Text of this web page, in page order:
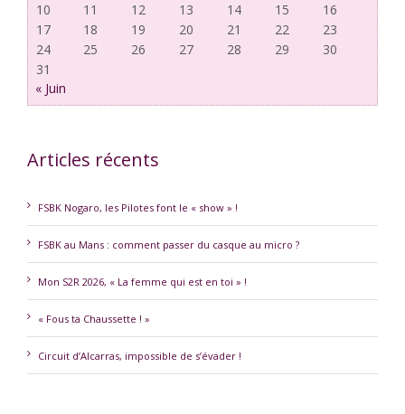
10
11 12 13 14 15
16
17
18 19 20 21 22
23
24
25 26 27 28 29
30
31
« Juin
Articles récents
FSBK Nogaro, les Pilotes font le « show » !
FSBK au Mans : comment passer du casque au micro ?
Mon S2R 2026, « La femme qui est en toi » !
« Fous ta Chaussette ! »
Circuit d’Alcarras, impossible de s’évader !